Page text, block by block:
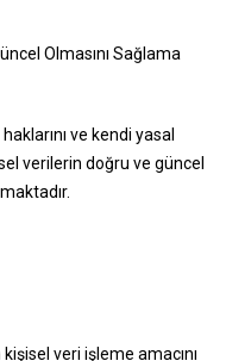
Olmasını Sağlama
ve kendi yasal
verilerin doğru ve güncel
veri işleme amacını